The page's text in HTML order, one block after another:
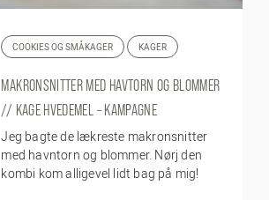
COOKIES OG SMÅKAGER KAGER
MAKRONSNITTER MED HAVTORN OG BLOMMER
// KAGE HVEDEMEL – KAMPAGNE
Jeg bagte de lækreste makronsnitter
med havntorn og blommer. Nørj den
kombi kom alligevel lidt bag på mig!